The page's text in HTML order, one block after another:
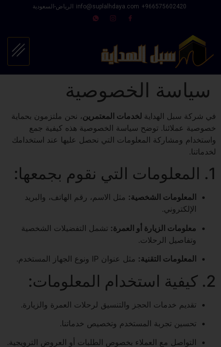
966575602420⁩+
info@suplalhdaya.com الرياض-السعودية
سياسة الخصوصية
في شركة سبل الهداية لخدمات المعتمرين، نحن ملتزمون بحماية
خصوصية عملائنا. توضح سياسة الخصوصية هذه كيفية جمع
واستخدام ومشاركة المعلومات التي نحصل عليها عند استخدامك
لخدماتنا.
1. المعلومات التي نقوم بجمعها:
المعلومات الشخصية: مثل الاسم، رقم الهاتف، والبريد
الإلكتروني.
معلومات الزيارة أو العمرة: تشمل التفضيلات الشخصية
وتفاصيل الرحلات.
المعلومات التقنية: مثل عنوان IP ونوع الجهاز المستخدم.
2. كيفية استخدام المعلومات:
تقديم خدمات الحجز والتنسيق لرحلات العمرة والزيارة.
تحسين تجربة المستخدم وتخصيص خدماتنا.
التواصل مع العملاء بخصوص الطلبات أو العروض الترويجية.